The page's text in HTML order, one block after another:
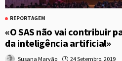
REPORTAGEM
«O SAS não vai contribuir
da inteligência artificial»
Susana Marvão 24 Setembro, 2019